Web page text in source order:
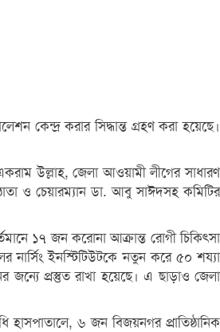
কেন্দ্র করার সিদ্ধান্ত গ্রহণ করা হয়েছে।
উল্লাহ, জেলা আওয়ামী লীগের সাধারণ
ও চেয়ারম্যান ডা. আবু সাঈদসহ কমিটির
১৭ জন করোনা আক্রান্ত রোগী চিকিৎসা
নার্সিং ইনস্টিটিউটকে নতুন করে ৫০ শয্যা
জন্যে প্রস্তুত রাখা হয়েছে। এ ছাড়াও জেলা
৬ জন বিজয়নগর প্রাতিষ্ঠানিক